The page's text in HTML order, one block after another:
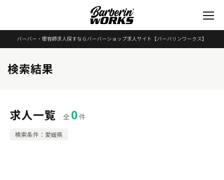
バーバー・理容師求人探すならバーバーショップ求人サイト 【バーバリンワークス】
検索結果
求人一覧 全 0件
検索条件：愛媛県